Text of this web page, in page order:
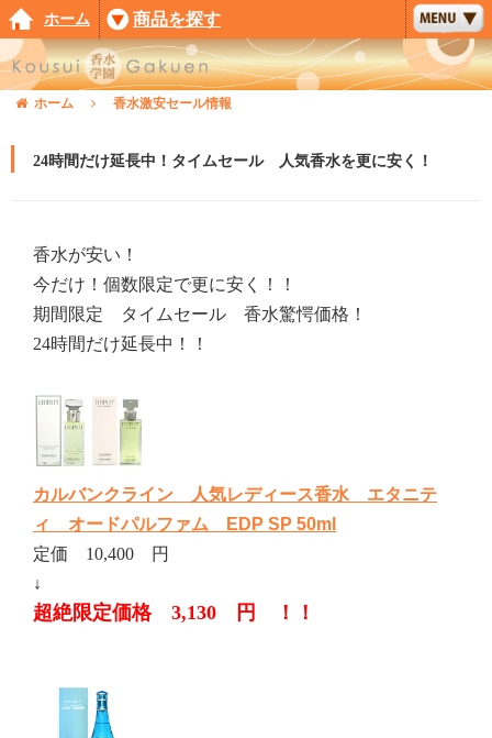
ホーム 商品を探す
ホーム 香水激安セール情報
24時間だけ延長中！タイムセール 人気香水を更に安く！
香水が安い！
今だけ！個数限定で更に安く！！
期間限定 タイムセール 香水驚愕価格！
24時間だけ延長中！！
カルバンクライン 人気レディース香水 エタニテ
ィ オードパルファム EDP SP 50ml
定価 10,400 円
↓
超絶限定価格 3,130 円 ！！